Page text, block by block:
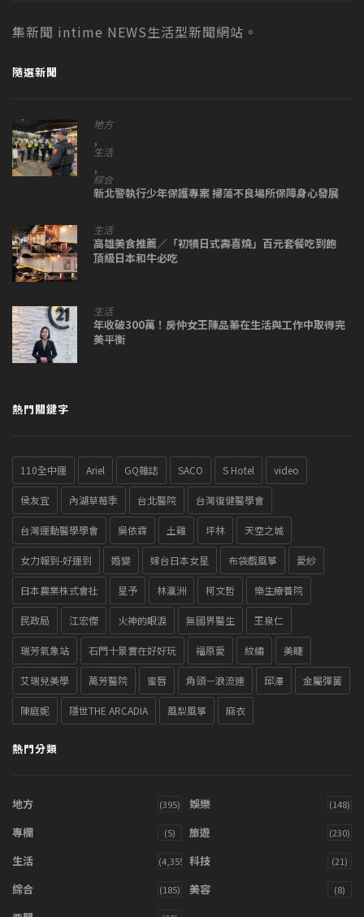
集新聞 intime NEWS生活型新聞網站。
隨選新聞
地方
,
生活
,
綜合
新北警執行少年保護專案 掃蕩不良場所保障身心發展
生活
高雄美食推薦／「初犢日式壽喜燒」百元套餐吃到飽
頂級日本和牛必吃
生活
年收破300萬！房仲女王陳品蓁在生活與工作中取得完
美平衡
熱門關鍵字
110全中運 Ariel GQ雜誌 SACO S Hotel video
侯友宜 內湖草莓季 台北醫院 台灣復健醫學會
台灣運動醫學學會 吳依霖 土雞 坪林 天空之城
女力報到-好運到 婚變 嫁台日本女星 布袋戲風箏 愛紗
日本農業株式會社 星予 林瀛洲 柯文哲 樂生療養院
民政局 江宏傑 火神的眼淚 無國界醫生 王泉仁
瑞芳氣象站 石門十景實在好好玩 福原愛 紋繡 美睫
艾瑞兒美學 萬芳醫院 蜜唇 角頭－浪流連 邱澤 金屬彈簧
陳庭妮 隱世THE ARCADIA 風梨風箏 麻衣
熱門分類
地方 (395) 娛樂 (148)
專欄 (5) 旅遊 (230)
生活 (4,355) 科技 (21)
綜合 (185) 美容 (8)